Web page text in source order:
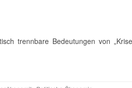
trennbare Bedeutungen von